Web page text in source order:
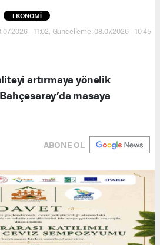
EKONOMİ
- 11:02, Güncelleme: 08.07.2026 - 10:45
artırmaya yönelik
masaya
ABONE OL